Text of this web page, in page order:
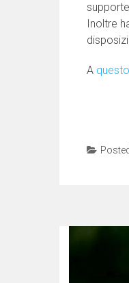
Inoltre
A